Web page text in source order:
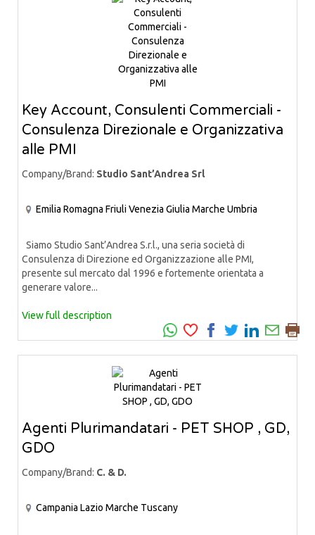
Key Account, Consulenti Commerciali -
Consulenza Direzionale e Organizzativa
alle PMI
Company/Brand: Studio Sant’Andrea Srl
Emilia Romagna Friuli Venezia Giulia Marche Umbria
Siamo Studio Sant’Andrea S.r.l., una seria società di
Consulenza di Direzione ed Organizzazione alle PMI,
presente sul mercato dal 1996 e fortemente orientata a
generare valore...
View full description
Agenti Plurimandatari - PET SHOP , GD,
GDO
Company/Brand: C. & D.
Campania Lazio Marche Tuscany